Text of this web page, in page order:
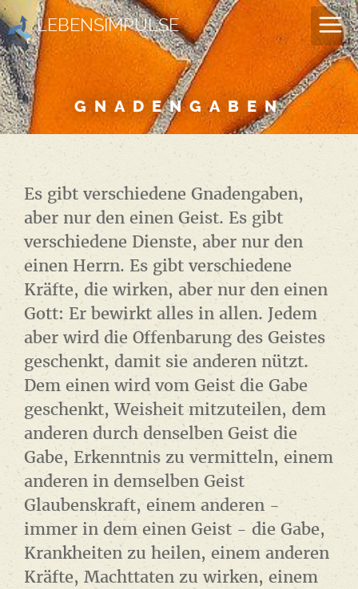
LEBENSIMPULSE
GNADENGABEN
Es gibt verschiedene Gnadengaben,
aber nur den einen Geist. Es gibt
verschiedene Dienste, aber nur den
einen Herrn. Es gibt verschiedene
Kräfte, die wirken, aber nur den einen
Gott: Er bewirkt alles in allen. Jedem
aber wird die Offenbarung des Geistes
geschenkt, damit sie anderen nützt.
Dem einen wird vom Geist die Gabe
geschenkt, Weisheit mitzuteilen, dem
anderen durch denselben Geist die
Gabe, Erkenntnis zu vermitteln, einem
anderen in demselben Geist
Glaubenskraft, einem anderen -
immer in dem einen Geist - die Gabe,
Krankheiten zu heilen, einem anderen
Kräfte, Machttaten zu wirken, einem